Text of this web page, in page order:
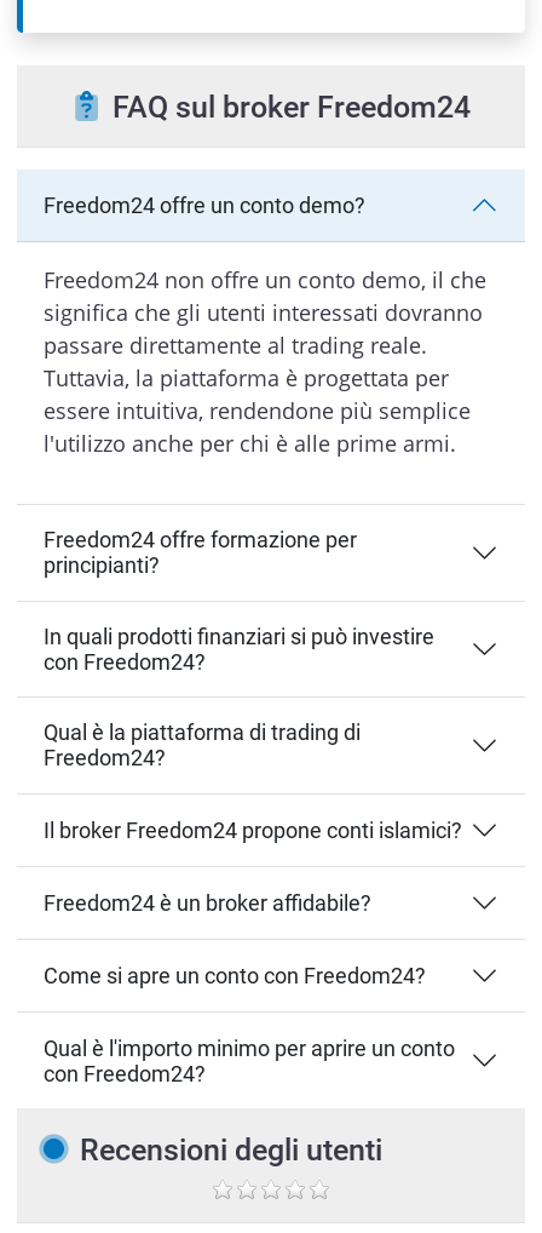
FAQ sul broker Freedom24
Freedom24 offre un conto demo?
Freedom24 non offre un conto demo, il che
significa che gli utenti interessati dovranno
passare direttamente al trading reale.
Tuttavia, la piattaforma è progettata per
essere intuitiva, rendendone più semplice
l'utilizzo anche per chi è alle prime armi.
Freedom24 offre formazione per
principianti?
In quali prodotti finanziari si può investire
con Freedom24?
Qual è la piattaforma di trading di
Freedom24?
Il broker Freedom24 propone conti islamici?
Freedom24 è un broker affidabile?
Come si apre un conto con Freedom24?
Qual è l'importo minimo per aprire un conto
con Freedom24?
Recensioni degli utenti